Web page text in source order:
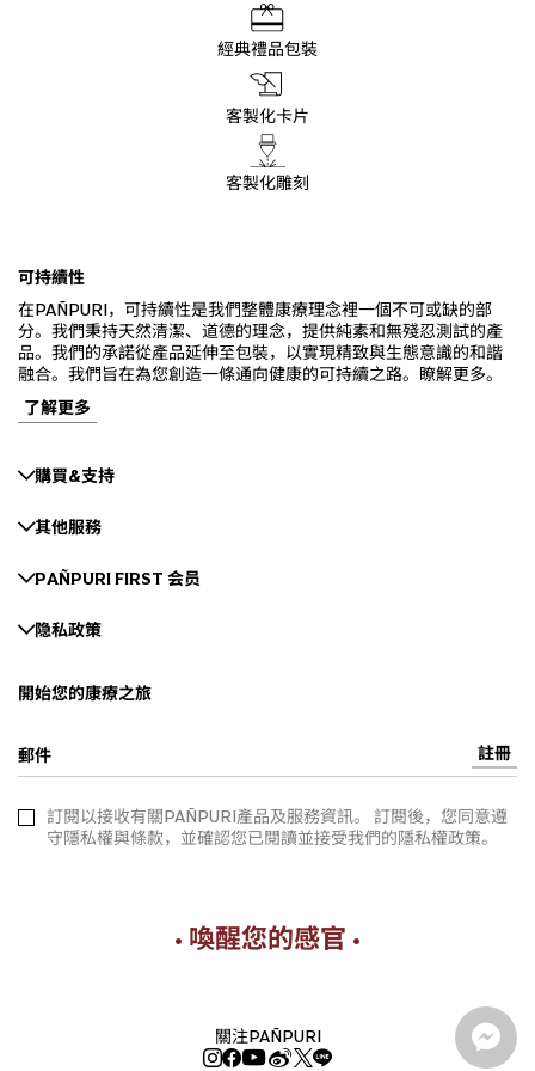
經典禮品包裝
客製化卡片
客製化雕刻
可持續性
在PAÑPURI，可持續性是我們整體康療理念裡一個不可或缺的部
分。我們秉持天然清潔、道德的理念，提供純素和無殘忍測試的產
品。我們的承諾從產品延伸至包裝，以實現精致與生態意識的和諧
融合。我們旨在為您創造一條通向健康的可持續之路。瞭解更多。
了解更多
購買&支持
其他服務
PAÑPURI FIRST 会员
隐私政策
開始您的康療之旅
郵件 註冊
訂閱以接收有關PAÑPURI產品及服務資訊。 訂閱後，您同意遵
守隱私權與條款，並確認您已閱讀並接受我們的隱私權政策。
• 喚醒您的感官 •
關注PAÑPURI